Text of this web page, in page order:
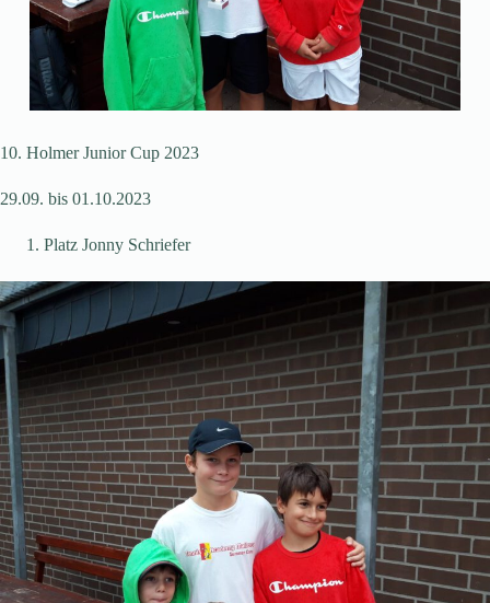
10. Holmer Junior Cup 2023
29.09. bis 01.10.2023
Platz Jonny Schriefer